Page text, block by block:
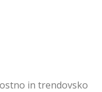
in trendovsko